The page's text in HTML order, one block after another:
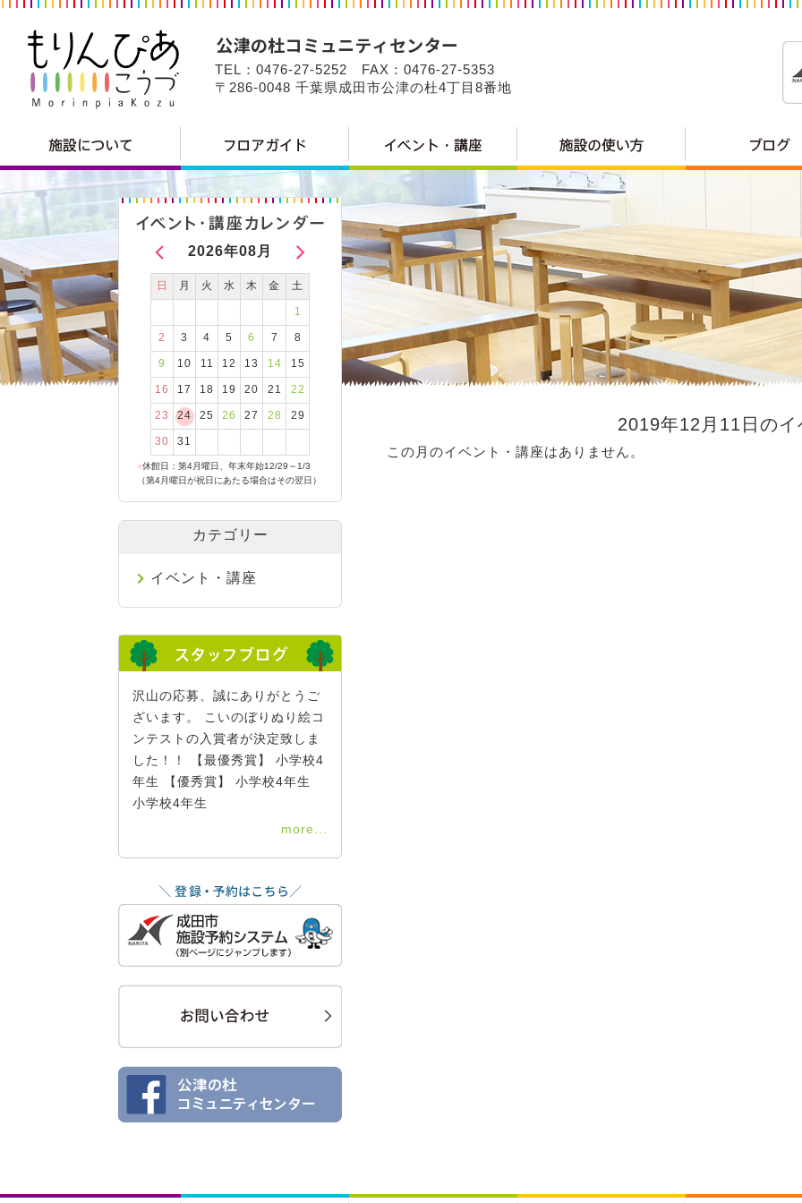
TEL：0476-27-5252 FAX：0476-27-5353
〒286-0048 千葉県成田市公津の杜4丁目8番地
2019年12月11日のイ
この月のイベント・講座はありません。
2026年08月
日 月 火 水 木 金 土
1
2 3 4 5 6 7 8
9 10 11 12 13 14 15
16 17 18 19 20 21 22
23 24 25 26 27 28 29
30 31
●休館日：第4月曜日、年末年始12/29～1/3
（第4月曜日が祝日にあたる場合はその翌日）
カテゴリー
イベント・講座
沢山の応募、誠にありがとうご
ざいます。 こいのぼりぬり絵コ
ンテストの入賞者が決定致しま
した！！ 【最優秀賞】 小学校4
年生 【優秀賞】 小学校4年生
小学校4年生
more...